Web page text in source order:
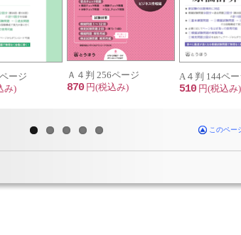
ージ
み)
Ａ４判 256ページ
870円(税込み)
A４判 144ペー
510円(税込み)
このペー